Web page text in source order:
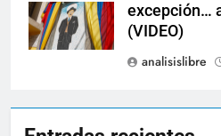
excepción…
(VIDEO)
analisislibre